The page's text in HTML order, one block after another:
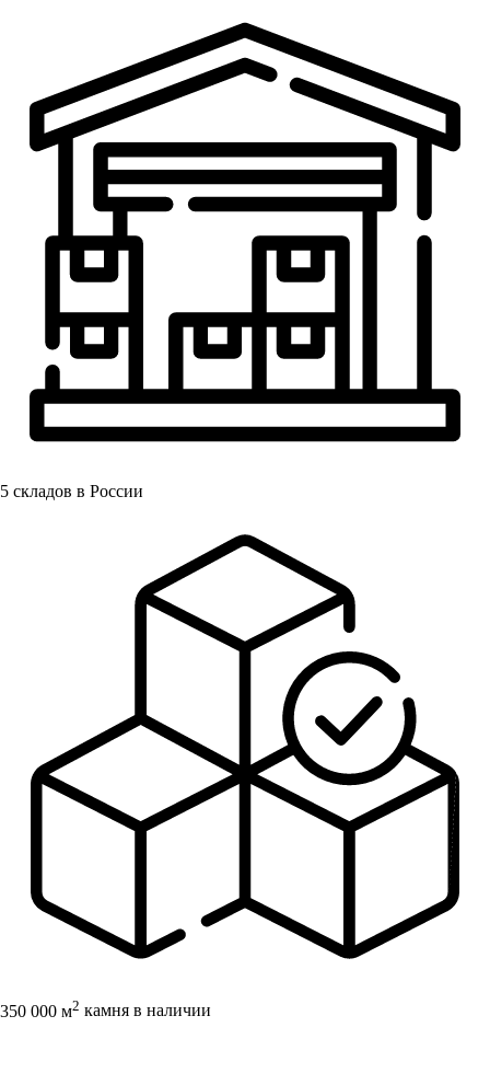
5 складов в России
350 000 м2 камня в наличии